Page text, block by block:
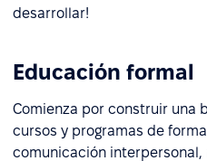
desarrollar!
Educación formal
Comienza por construir una
cursos y programas de
comunicación